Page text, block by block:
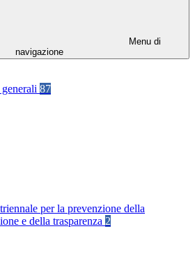
Menu di
navigazione
87
per la prevenzione della
e della trasparenza 2